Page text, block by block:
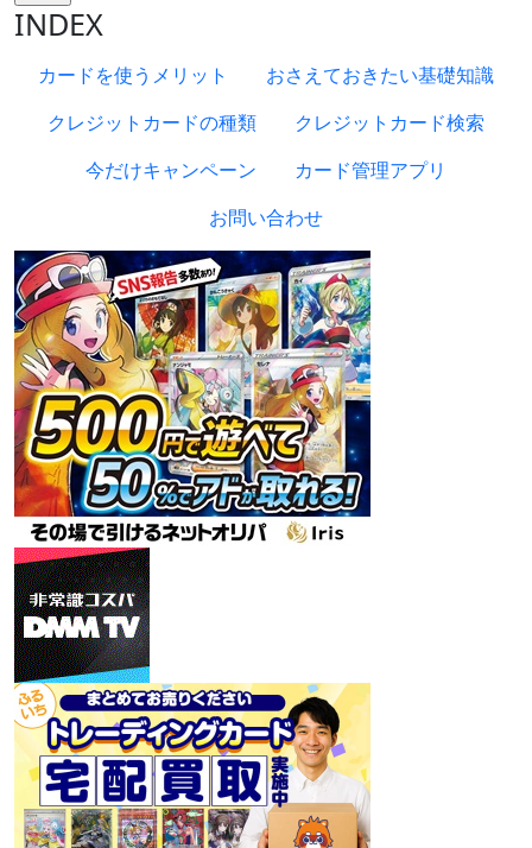
INDEX
カードを使うメリット
おさえておきたい基礎知識
クレジットカードの種類
クレジットカード検索
今だけキャンペーン
カード管理アプリ
お問い合わせ